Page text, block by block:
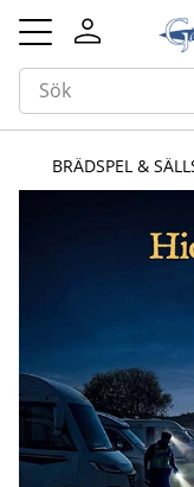
Meny
BRÄDSPEL &